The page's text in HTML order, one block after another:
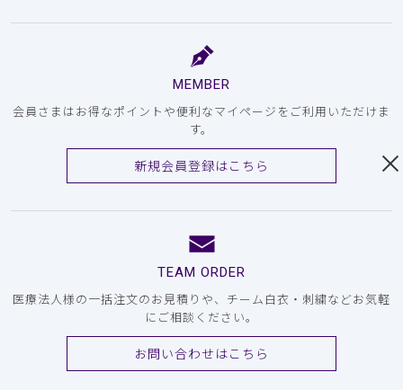
MEMBER
会員さまはお得なポイントや便利なマイページをご利用いただけま
す。
新規会員登録はこちら
TEAM ORDER
医療法人様の一括注文のお見積りや、チーム白衣・刺繍などお気軽
にご相談ください。
お問い合わせはこちら